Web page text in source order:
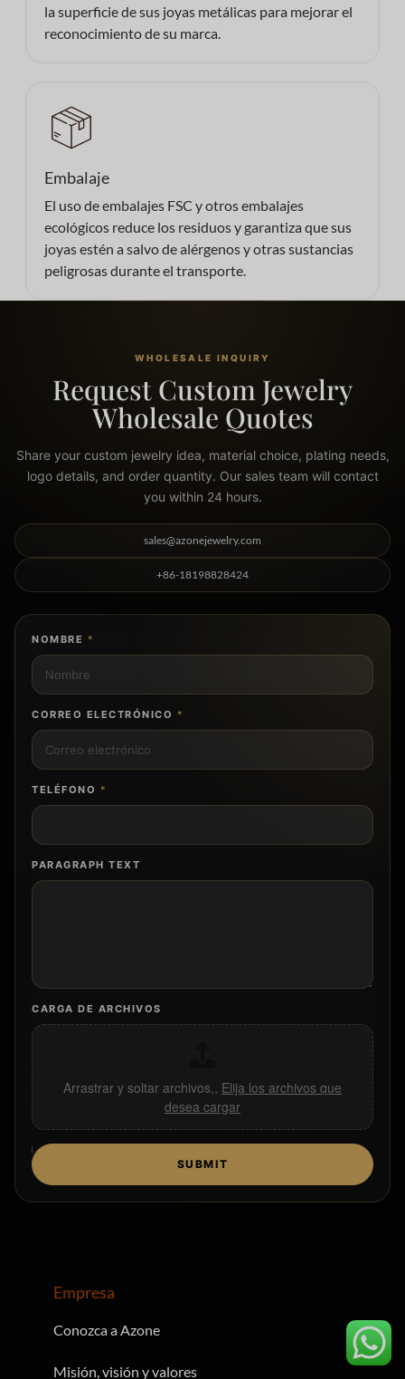
la superficie de sus joyas metálicas para mejorar el
reconocimiento de su marca.
Embalaje
El uso de embalajes FSC y otros embalajes
ecológicos reduce los residuos y garantiza que sus
joyas estén a salvo de alérgenos y otras sustancias
peligrosas durante el transporte.
WHOLESALE INQUIRY
Request Custom Jewelry
Wholesale Quotes
Share your custom jewelry idea, material choice, plating needs,
logo details, and order quantity. Our sales team will contact
you within 24 hours.
sales@azonejewelry.com
+86-18198828424
NOMBRE *
CORREO ELECTRÓNICO *
TELÉFONO *
PARAGRAPH TEXT
CARGA DE ARCHIVOS
Arrastrar y soltar archivos,, Elija los archivos que
desea cargar
SUBMIT
Empresa
Conozca a Azone
Misión, visión y valores